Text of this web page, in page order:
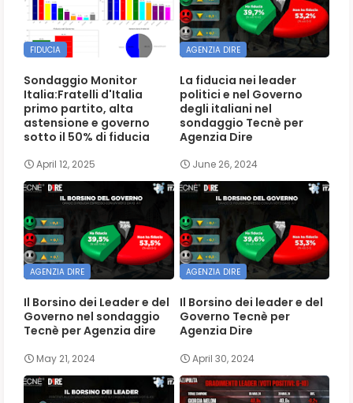
FIDUCIA
Sondaggio Monitor
Italia:Fratelli d'Italia
primo partito, alta
astensione e governo
sotto il 50% di fiducia
April 12, 2025
AGENZIA DIRE
La fiducia nei leader
politici e nel Governo
degli italiani nel
sondaggio Tecnè per
Agenzia Dire
June 26, 2024
AGENZIA DIRE
Il Borsino dei Leader e del
Governo nel sondaggio
Tecnè per Agenzia dire
May 21, 2024
AGENZIA DIRE
Il Borsino dei leader e del
Governo Tecnè per
Agenzia Dire
April 30, 2024